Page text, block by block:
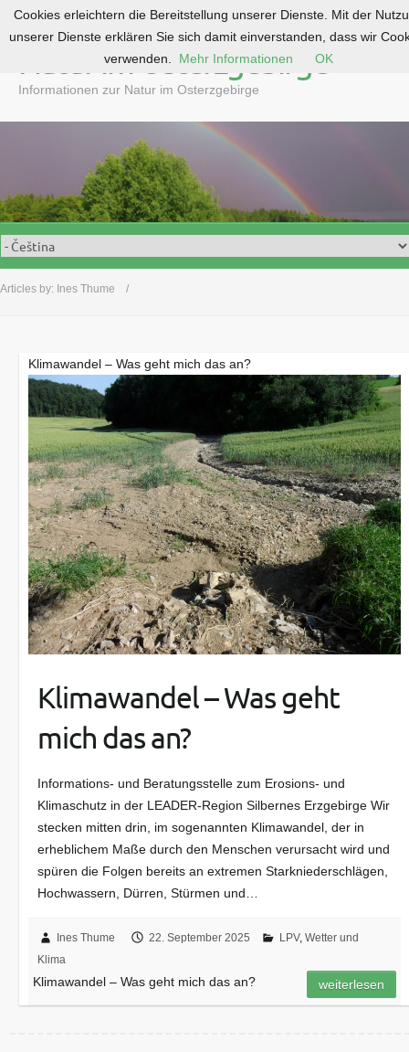
o
t
e
n
Natur im Osterzgebirge
Informationen zur Natur im Osterzgebirge
Articles by: Ines Thume
Klimawandel – Was geht mich das an?
Klimawandel – Was geht
mich das an?
Informations- und Beratungsstelle zum Erosions- und
Klimaschutz in der LEADER-Region Silbernes Erzgebirge Wir
stecken mitten drin, im sogenannten Klimawandel, der in
erheblichem Maße durch den Menschen verursacht wird und
spüren die Folgen bereits an extremen Starkniederschlägen,
Hochwassern, Dürren, Stürmen und…
Ines Thume 22. September 2025 LPV,Wetter und
Klima
Klimawandel – Was geht mich das an? weiterlesen
Cookies erleichtern die Bereitstellung unserer Dienste. Mit der
unserer Dienste erklären Sie sich damit einverstanden, dass wir
verwenden.
Mehr Informationen OK